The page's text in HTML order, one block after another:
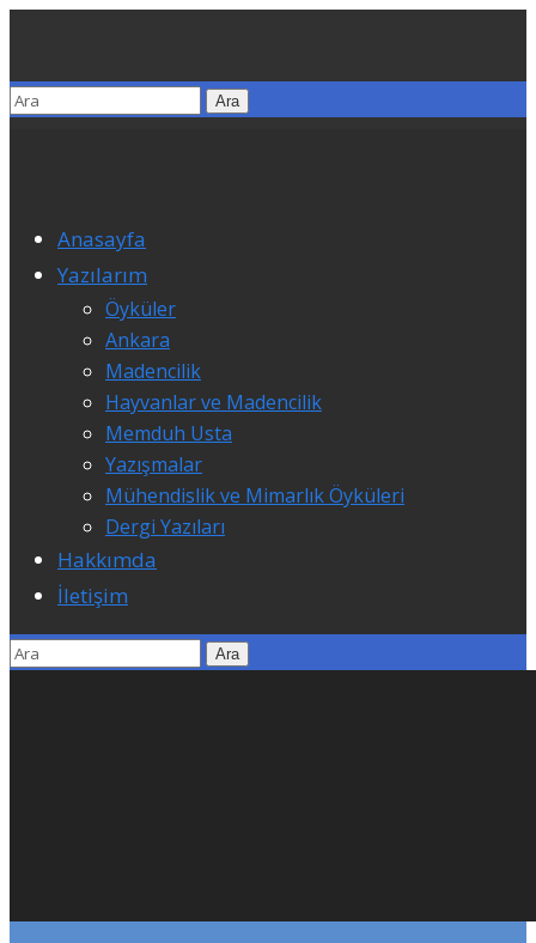
Anasayfa
Yazılarım
Öyküler
Ankara
Madencilik
Hayvanlar ve Madencilik
Memduh Usta
Yazışmalar
Mühendislik ve Mimarlık Öyküleri
Dergi Yazıları
Hakkımda
İletişim